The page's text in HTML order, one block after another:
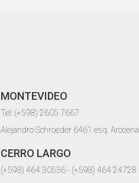
MONTEVIDEO
Tel: (+598) 2605 7667
Alejandro Schroeder 6461 esq. Arocena
CERRO LARGO
(+598) 464 30536 - (+598) 464 24728